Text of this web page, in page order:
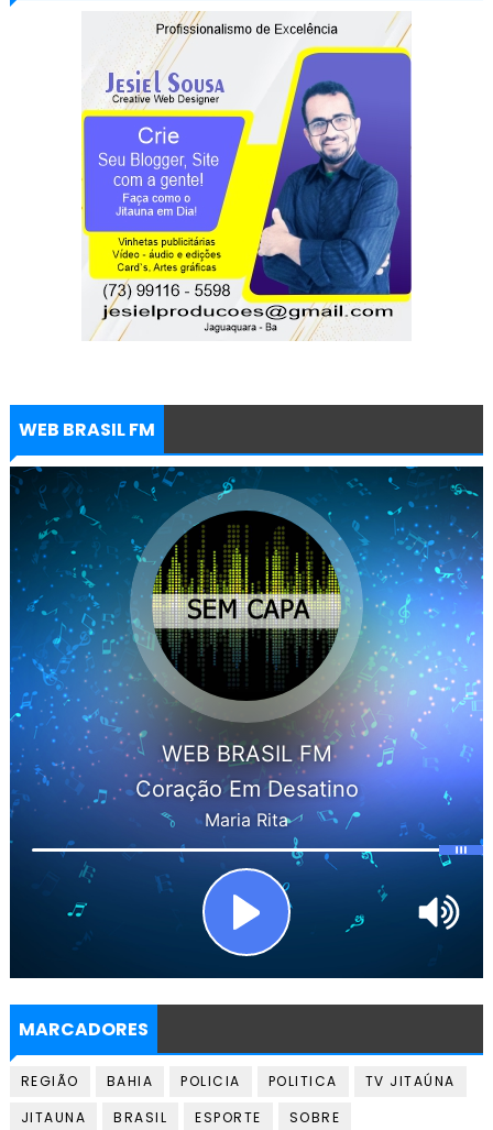
WEB BRASIL FM
MARCADORES
REGIÃO BAHIA POLICIA POLITICA
TV JITAÚNA
JITAUNA
BRASIL ESPORTE
SOBRE